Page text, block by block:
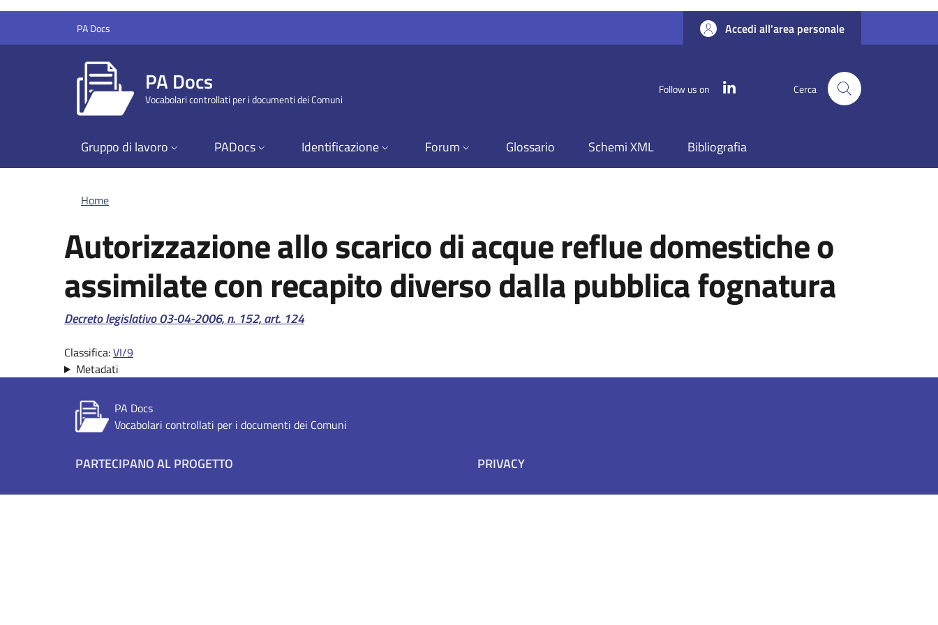
PA Docs Accedi all'area personale
PA Docs
Vocabolari controllati per i documenti dei Comuni
Follow us on Cerca
Gruppo di lavoro PADocs Identificazione Forum Glossario Schemi XML Bibliografia
Briciole di pane
Home
Autorizzazione allo scarico di acque reflue domestiche o
assimilate con recapito diverso dalla pubblica fognatura
Riferimento normativo:
Decreto legislativo 03-04-2006, n. 152, art. 124
Classifica:VI/9
Metadati
PA Docs
Vocabolari controllati per i documenti dei Comuni
Footer menu
PARTECIPANO AL PROGETTO PRIVACY